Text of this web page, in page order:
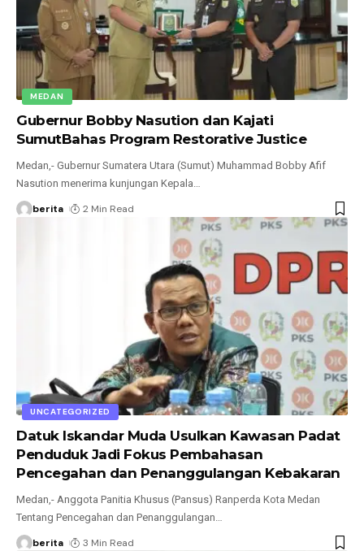
MEDAN
Gubernur Bobby Nasution dan Kajati
SumutBahas Program Restorative Justice
Medan,- Gubernur Sumatera Utara (Sumut) Muhammad Bobby Afif
Nasution menerima kunjungan Kepala
berita 2 Min Read
UNCATEGORIZED
Datuk Iskandar Muda Usulkan Kawasan Padat
Penduduk Jadi Fokus Pembahasan
Pencegahan dan Penanggulangan Kebakaran
Medan,- Anggota Panitia Khusus (Pansus) Ranperda Kota Medan
Tentang Pencegahan dan Penanggulangan…
berita 3 Min Read